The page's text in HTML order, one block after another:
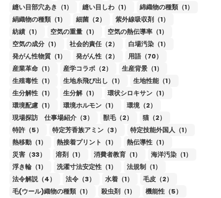
縫い目部穴あき（1）
縫い目しわ（1）
綿織物の種類（1）
絹織物の種類（1）
細菌（2）
紫外線吸収剤（1）
紡績（1）
空気の重量（1）
空気の熱伝導率（1）
空気の成分（1）
社会的責任（2）
白場汚染（1）
発がん性物質（1）
発がん性（2）
用語（70）
産業革命（1）
産学コラボ（2）
生産背景（1）
生殖毒性（1）
生地糸飛び出し（1）
生地性能（1）
生分解性（1）
生分解（1）
環状シロキサン（1）
環境配慮（1）
環境ホルモン（1）
環境（2）
現場探訪 仕事場紹介（3）
獣毛（2）
猫（2）
特許（5）
特定芳香族アミン（3）
特定技能外国人（1）
熱移動（1）
熱接着プリント（1）
熱伝導性（1）
災害（33）
溶剤（1） 消費者教育（1）
海洋汚染（1）
浮き輪（1）
洗濯寸法安定性（1）
法規制（1）
法令解説（4）
法令（3） 水着（1）
毛皮（2）
毛(ウール)織物の種類（1）
殺虫剤（1）
機能性（5）